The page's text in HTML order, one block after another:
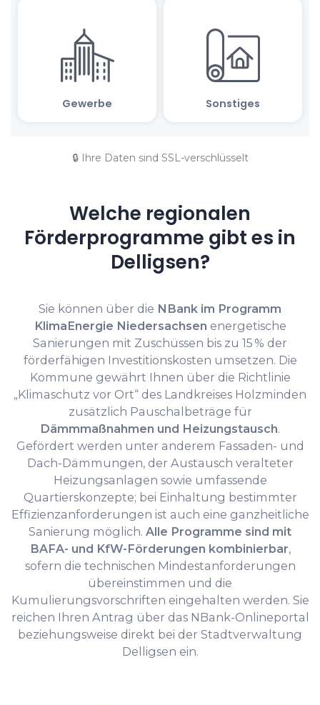
🔒 Ihre Daten sind SSL-verschlüsselt
Welche regionalen
Förderprogramme gibt es in
Delligsen?
Sie können über die NBank im Programm
KlimaEnergie Niedersachsen energetische
Sanierungen mit Zuschüssen bis zu 15 % der
förderfähigen Investitionskosten umsetzen. Die
Kommune gewährt Ihnen über die Richtlinie
„Klimaschutz vor Ort“ des Landkreises Holzminden
zusätzlich Pauschalbeträge für
Dämmmaßnahmen und Heizungstausch.
Gefördert werden unter anderem Fassaden- und
Dach-Dämmungen, der Austausch veralteter
Heizungsanlagen sowie umfassende
Quartierskonzepte; bei Einhaltung bestimmter
Effizienzanforderungen ist auch eine ganzheitliche
Sanierung möglich. Alle Programme sind mit
BAFA- und KfW-Förderungen kombinierbar,
sofern die technischen Mindestanforderungen
übereinstimmen und die
Kumulierungsvorschriften eingehalten werden. Sie
reichen Ihren Antrag über das NBank-Onlineportal
beziehungsweise direkt bei der Stadtverwaltung
Delligsen ein.